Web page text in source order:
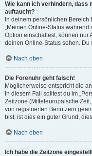
Wie kann ich verhindern, dass
auftaucht?
In deinem persönlichen
„Meinen Online-Status während
Option einschaltest, können nur
deinen Online-Status sehen.
Nach oben
Die Forenuhr geht falsch!
Möglicherweise entspricht die
In diesem Fall solltest du im
Zeitzone (Mitteleuropäische
von registrierten Benutzern
bist, ist dies ein guter Grund,
Nach oben
Ich habe die Zeitzone